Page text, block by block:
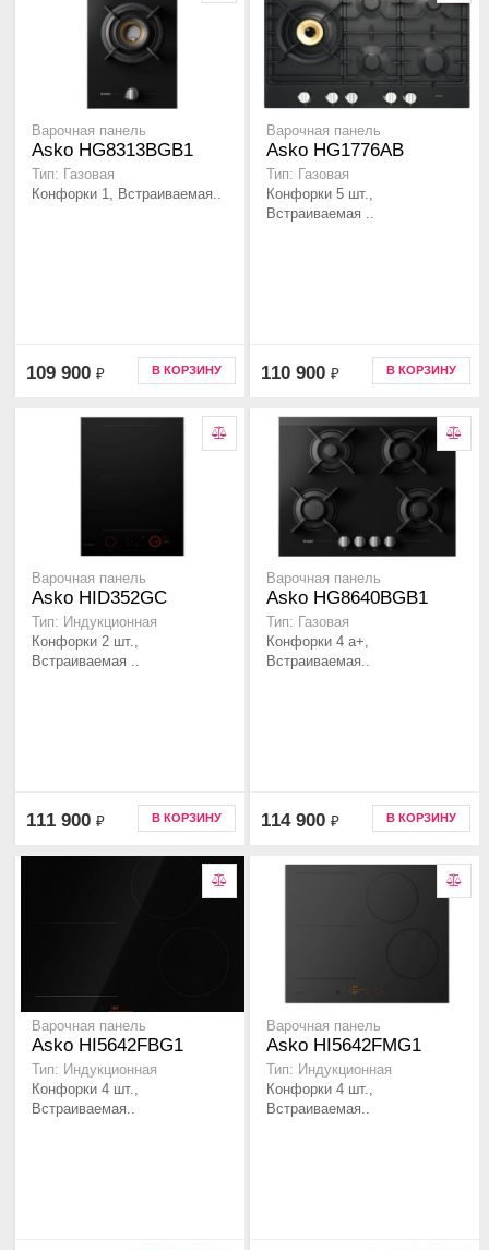
Варочная панель
Asko HG8313BGB1
Тип: Газовая
Конфорки 1, Встраиваемая..
109 900 ₽ В КОРЗИНУ
Варочная панель
Asko HG1776AB
Тип: Газовая
Конфорки 5 шт.,
Встраиваемая ..
110 900 ₽ В КОРЗИНУ
Варочная панель
Asko HID352GC
Тип: Индукционная
Конфорки 2 шт.,
Встраиваемая ..
111 900 ₽ В КОРЗИНУ
Варочная панель
Asko HG8640BGB1
Тип: Газовая
Конфорки 4 а+,
Встраиваемая..
114 900 ₽ В КОРЗИНУ
Варочная панель
Asko HI5642FBG1
Тип: Индукционная
Конфорки 4 шт.,
Встраиваемая..
Варочная панель
Asko HI5642FMG1
Тип: Индукционная
Конфорки 4 шт.,
Встраиваемая..